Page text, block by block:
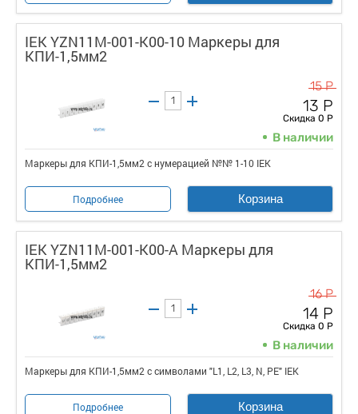
IEK YZN11M-001-K00-10 Маркеры для
КПИ-1,5мм2
15 Р
13 Р
Скидка 0 Р
В наличии
Маркеры для КПИ-1,5мм2 с нумерацией №№ 1-10 IEK
Подробнее Корзина
IEK YZN11M-001-K00-A Маркеры для
КПИ-1,5мм2
16 Р
14 Р
Скидка 0 Р
В наличии
Маркеры для КПИ-1,5мм2 с символами "L1, L2, L3, N, PE" IEK
Подробнее Корзина